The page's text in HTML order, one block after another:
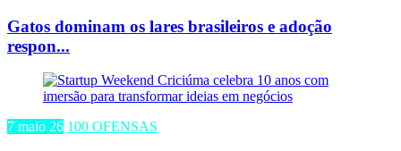
Gatos dominam os lares brasileiros e adoção
respon...
7 maio 26 100 OFENSAS